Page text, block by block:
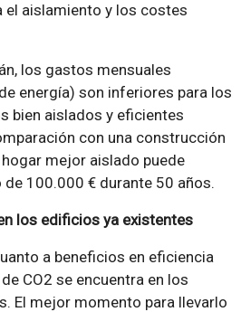
el aislamiento y los costes
los gastos mensuales
energía) son inferiores para los
bien aislados y eficientes
con una construcción
mejor aislado puede
100.000 € durante 50 años.
los edificios ya existentes
a beneficios en eficiencia
CO2 se encuentra en los
El mejor momento para llevarlo